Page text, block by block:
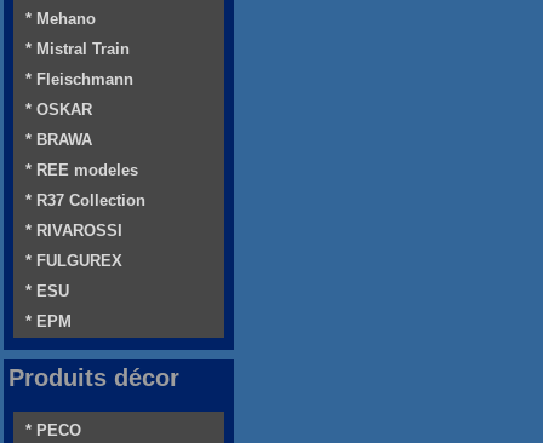
* Mehano
* Mistral Train
* Fleischmann
* OSKAR
* BRAWA
* REE modeles
* R37 Collection
* RIVAROSSI
* FULGUREX
* ESU
* EPM
Produits décor
* PECO